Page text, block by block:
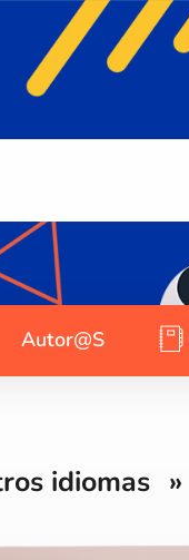
Autor@s
idiomas »